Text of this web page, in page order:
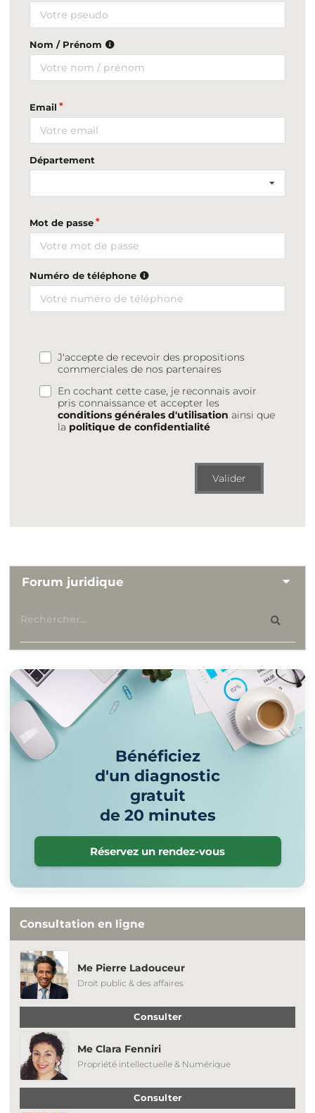
Nom / Prénom
Email
Département
Mot de passe
Numéro de téléphone
J'accepte de recevoir des propositions
commerciales de nos partenaires
En cochant cette case, je reconnais avoir
pris connaissance et accepter les
conditions générales d'utilisation ainsi que
la politique de confidentialité
Valider
Forum juridique
Bénéficiez
d'un diagnostic
gratuit
de 20 minutes
Réservez un rendez-vous
Consultation en ligne
Me Pierre Ladouceur
Droit public & des affaires
Consulter
Me Clara Fenniri
Propriété intellectuelle & Numérique
Consulter